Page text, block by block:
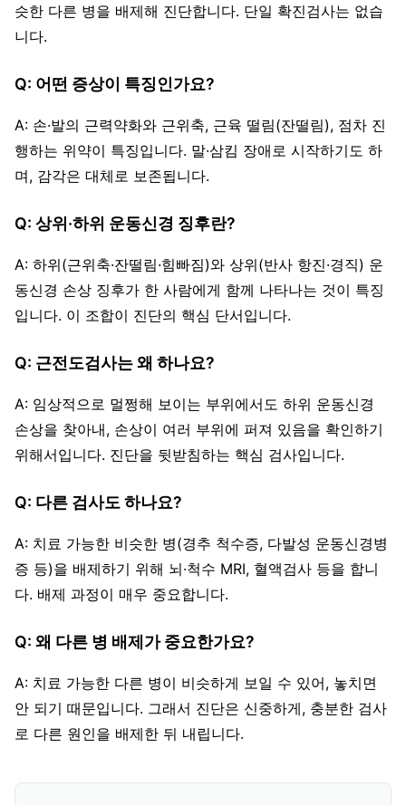
슷한 다른 병을 배제해 진단합니다. 단일 확진검사는 없습
니다.
Q: 어떤 증상이 특징인가요?
A: 손·발의 근력약화와 근위축, 근육 떨림(잔떨림), 점차 진
행하는 위약이 특징입니다. 말·삼킴 장애로 시작하기도 하
며, 감각은 대체로 보존됩니다.
Q: 상위·하위 운동신경 징후란?
A: 하위(근위축·잔떨림·힘빠짐)와 상위(반사 항진·경직) 운
동신경 손상 징후가 한 사람에게 함께 나타나는 것이 특징
입니다. 이 조합이 진단의 핵심 단서입니다.
Q: 근전도검사는 왜 하나요?
A: 임상적으로 멀쩡해 보이는 부위에서도 하위 운동신경
손상을 찾아내, 손상이 여러 부위에 퍼져 있음을 확인하기
위해서입니다. 진단을 뒷받침하는 핵심 검사입니다.
Q: 다른 검사도 하나요?
A: 치료 가능한 비슷한 병(경추 척수증, 다발성 운동신경병
증 등)을 배제하기 위해 뇌·척수 MRI, 혈액검사 등을 합니
다. 배제 과정이 매우 중요합니다.
Q: 왜 다른 병 배제가 중요한가요?
A: 치료 가능한 다른 병이 비슷하게 보일 수 있어, 놓치면
안 되기 때문입니다. 그래서 진단은 신중하게, 충분한 검사
로 다른 원인을 배제한 뒤 내립니다.